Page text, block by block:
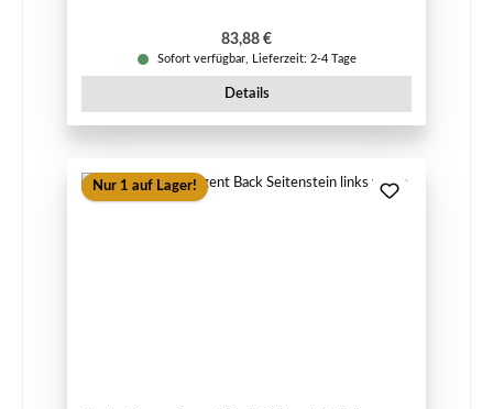
Regulärer Preis:
83,88 €
Sofort verfügbar, Lieferzeit: 2-4 Tage
Details
Nur 1 auf Lager!